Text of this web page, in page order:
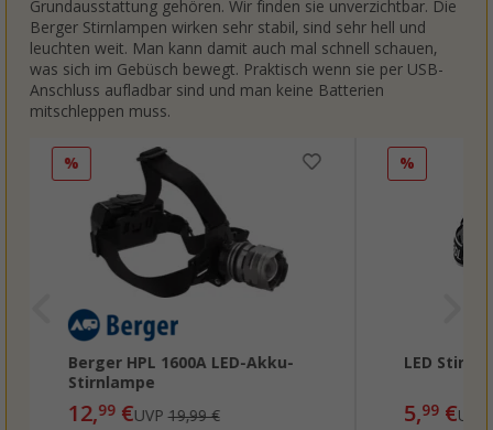
Grundausstattung gehören. Wir finden sie unverzichtbar. Die
Berger Stirnlampen wirken sehr stabil, sind sehr hell und
leuchten weit. Man kann damit auch mal schnell schauen,
was sich im Gebüsch bewegt. Praktisch wenn sie per USB-
Anschluss aufladbar sind und man keine Batterien
mitschleppen muss.
%
Berger HPL 1600A LED-Akku-
Stirnlampe
12,99€UVP19,99 €
%
LED
5,99€UVP